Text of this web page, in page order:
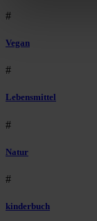
#
Vegan
#
Lebensmittel
#
Natur
#
kinderbuch